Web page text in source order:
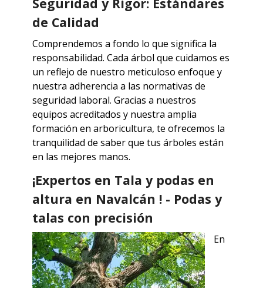
de Calidad
Comprendemos a fondo lo que significa la
responsabilidad. Cada árbol que cuidamos es
un reflejo de nuestro meticuloso enfoque y
nuestra adherencia a las normativas de
seguridad laboral. Gracias a nuestros
equipos acreditados y nuestra amplia
formación en arboricultura, te ofrecemos la
tranquilidad de saber que tus árboles están
en las mejores manos.
¡Expertos en Tala y podas en
altura en Navalcán ! - Podas y
talas con precisión
En